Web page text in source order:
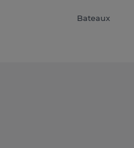
Bateaux